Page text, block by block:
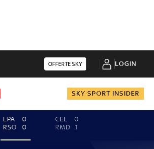
OFFERTE SKY LOGIN
SKY SPORT INSIDER
LPA
0
RSO
0
CEL
0
RMD
1